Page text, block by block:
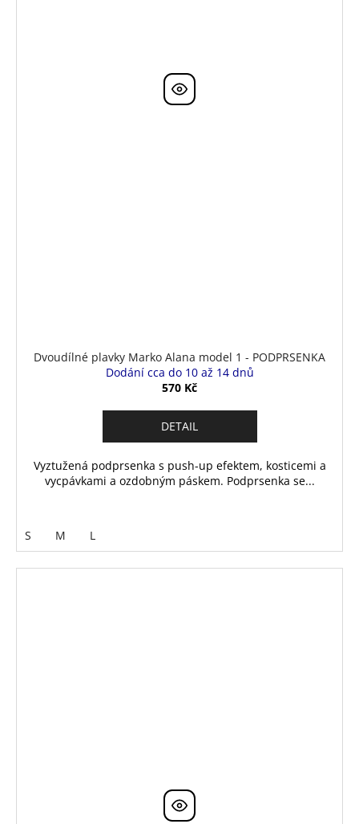
Dvoudílné plavky Marko Alana model 1 - PODPRSENKA
Dodání cca do 10 až 14 dnů
570 Kč
DETAIL
Vyztužená podprsenka s push-up efektem, kosticemi a
vycpávkami a ozdobným páskem. Podprsenka se...
S M L